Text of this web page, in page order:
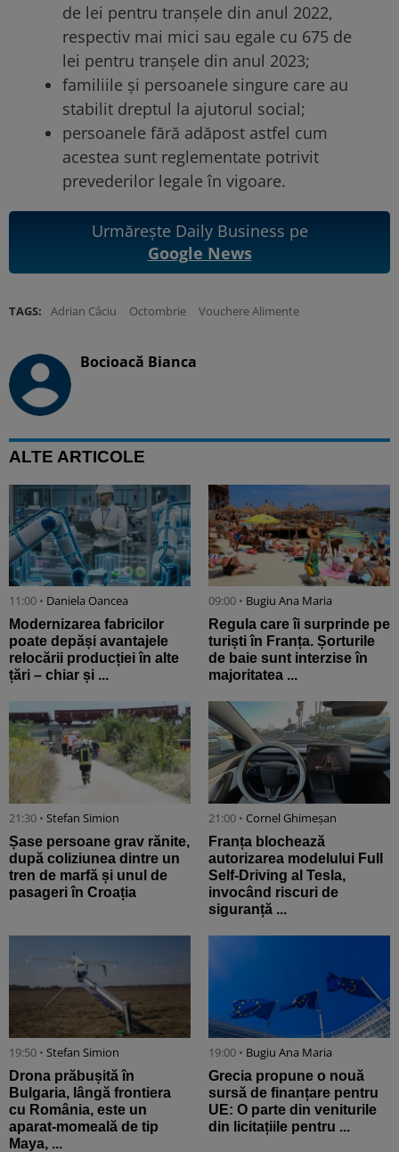
de lei pentru tranșele din anul 2022,
respectiv mai mici sau egale cu 675 de
lei pentru tranșele din anul 2023;
familiile și persoanele singure care au
stabilit dreptul la ajutorul social;
persoanele fără adăpost astfel cum
acestea sunt reglementate potrivit
prevederilor legale în vigoare.
Urmărește Daily Business pe
Google News
TAGS: Adrian Câciu Octombrie Vouchere Alimente
Bocioacă Bianca
ALTE ARTICOLE
11:00 • Daniela Oancea
Modernizarea fabricilor
poate depăși avantajele
relocării producției în alte
țări – chiar și ...
09:00 • Bugiu ⁠Ana Maria
Regula care îi surprinde pe
turiști în Franța. Șorturile
de baie sunt interzise în
majoritatea ...
21:30 • Stefan Simion
Șase persoane grav rănite,
după coliziunea dintre un
tren de marfă și unul de
pasageri în Croația
21:00 • Cornel Ghimeșan
Franța blochează
autorizarea modelului Full
Self-Driving al Tesla,
invocând riscuri de
siguranță ...
19:50 • Stefan Simion
Drona prăbușită în
Bulgaria, lângă frontiera
cu România, este un
aparat-momeală de tip
Maya, ...
19:00 • Bugiu ⁠Ana Maria
Grecia propune o nouă
sursă de finanțare pentru
UE: O parte din veniturile
din licitațiile pentru ...